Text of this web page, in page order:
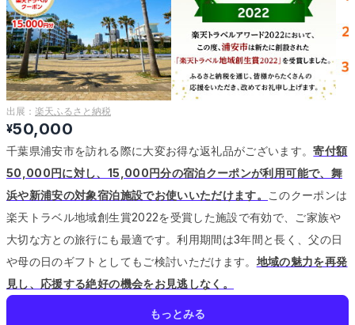
出展： 楽天ふるさと納税
¥50,000
千葉県浦安市を訪れる際に大変お得な返礼品がございます。寄付額
50,000円に対し、15,000円分の宿泊クーポンが利用可能で、舞
浜や新浦安の対象宿泊施設でお使いいただけます。
このクーポンは
楽天トラベル地域創生賞2022を受賞した施設で有効で、ご家族や
大切な方との旅行にも最適です。利用期間は3年間と長く、父の日
や母の日のギフトとしてもご検討いただけます。 地域の魅力を再発
見し、応援する絶好の機会をお見逃しなく。
もっとみる